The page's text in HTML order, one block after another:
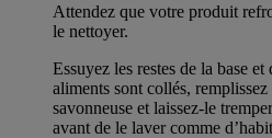
Attendez que votre produit
le nettoyer.
Essuyez les restes de la base
aliments sont collés,
savonneuse et laissez-le
avant de le laver comme